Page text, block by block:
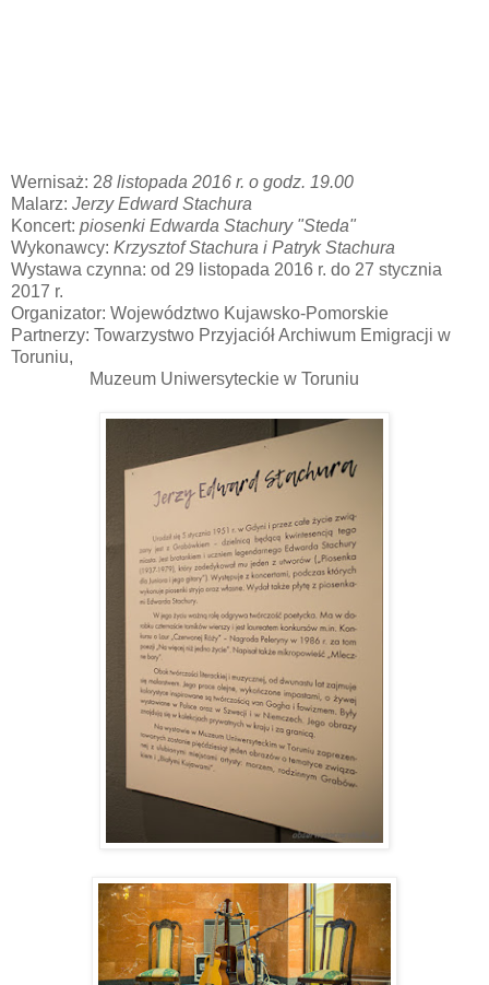
Wernisaż: 28 listopada 2016 r. o godz. 19.00
Malarz: Jerzy Edward Stachura
Koncert: piosenki Edwarda Stachury "Steda"
Wykonawcy: Krzysztof Stachura i Patryk Stachura
Wystawa czynna: od 29 listopada 2016 r. do 27 stycznia
2017 r.
Organizator: Województwo Kujawsko-Pomorskie
Partnerzy: Towarzystwo Przyjaciół Archiwum Emigracji w
Toruniu,
Muzeum Uniwersyteckie w Toruniu